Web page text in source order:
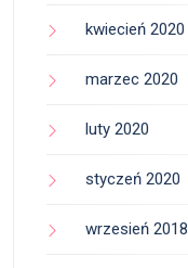
kwiecień 2020
marzec 2020
luty 2020
styczeń 2020
wrzesień 2018